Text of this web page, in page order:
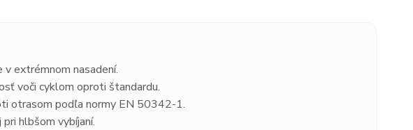
v extrémnom nasadení.
voči cyklom oproti štandardu.
otrasom podľa normy EN 50342-1.
hlbšom vybíjaní.